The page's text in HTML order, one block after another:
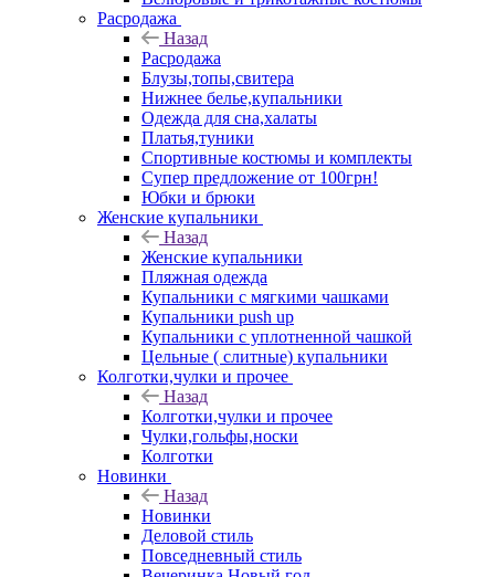
Расродажа
Назад
Расродажа
Блузы,топы,свитера
Нижнее белье,купальники
Одежда для сна,халаты
Платья,туники
Спортивные костюмы и комплекты
Супер предложение от 100грн!
Юбки и брюки
Женские купальники
Назад
Женские купальники
Пляжная одежда
Купальники с мягкими чашками
Купальники push up
Купальники с уплотненной чашкой
Цельные ( слитные) купальники
Колготки,чулки и прочее
Назад
Колготки,чулки и прочее
Чулки,гольфы,носки
Колготки
Новинки
Назад
Новинки
Деловой стиль
Повседневный стиль